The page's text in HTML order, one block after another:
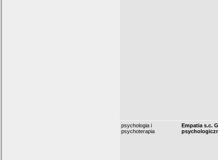
psychologia i
psychoterapia
Empatia s.c.